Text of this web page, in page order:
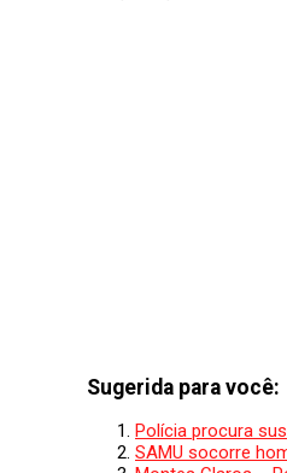
Sugerida para você:
Polícia procura
SAMU socorre